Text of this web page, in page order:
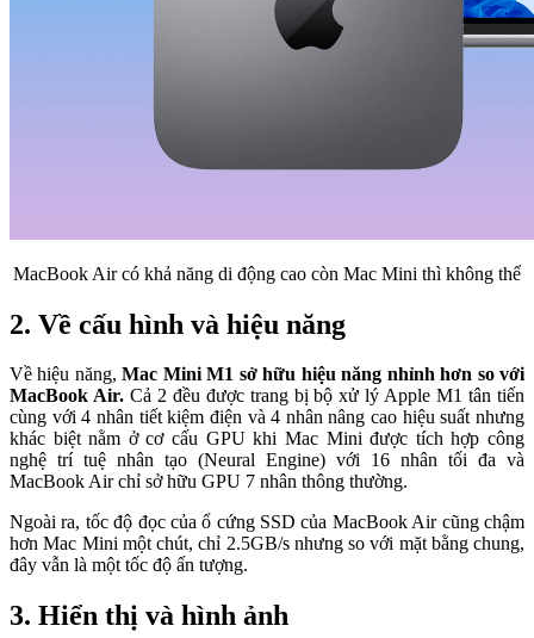
MacBook Air có khả năng di động cao còn Mac Mini thì không thể
2. Về cấu hình và hiệu năng
Về hiệu năng,Mac Mini M1 sở hữu hiệu năng nhỉnh hơn so với
MacBook Air.Cả 2 đều được trang bị bộ xử lý Apple M1 tân tiến
cùng với 4 nhân tiết kiệm điện và 4 nhân nâng cao hiệu suất nhưng
khác biệt nằm ở cơ cấu GPU khi Mac Mini được tích hợp công
nghệ trí tuệ nhân tạo (Neural Engine) với 16 nhân tối đa và
MacBook Air chỉ sở hữu GPU 7 nhân thông thường.
Ngoài ra, tốc độ đọc của ổ cứng SSD của MacBook Air cũng chậm
hơn Mac Mini một chút, chỉ 2.5GB/s nhưng so với mặt bằng chung,
đây vẫn là một tốc độ ấn tượng.
3. Hiển thị và hình ảnh